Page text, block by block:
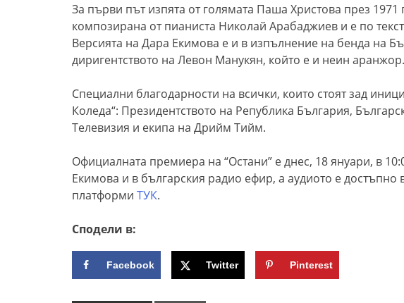
За първи път изпята от голямата Паша Христова през 1971
композирана от пианиста Николай Арабаджиев и е по
Версията на Дара Екимова е и в изпълнение на бенда на
диригентството на Левон Манукян, който е и неин аранжор.
Специални благодарности на всички, които стоят зад
Коледа“: Президентството на Република България,
Телевизия и екипа на Дрийм Тийм.
Официалната премиера на “Остани” е днес, 18 януари, в
Екимова и в българския радио ефир, а аудиото е
платформи ТУК.
Сподели в:
Facebook Twitter Pinterest